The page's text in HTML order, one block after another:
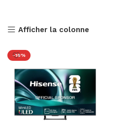
Afficher la colonne
-18%